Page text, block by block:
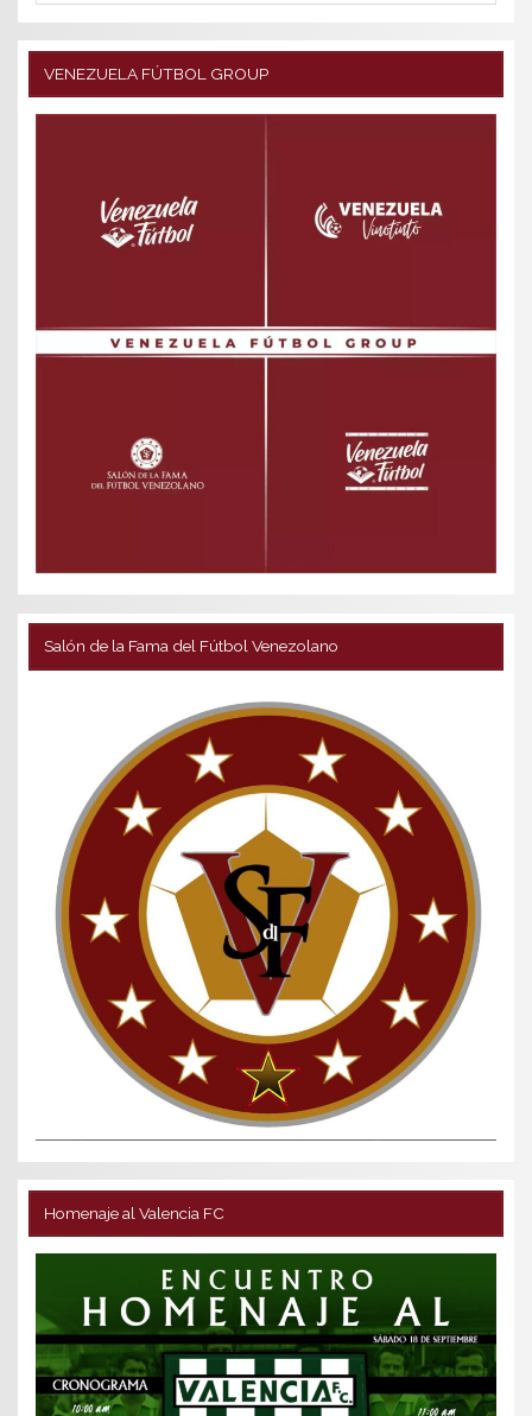
VENEZUELA FÚTBOL GROUP
Salón de la Fama del Fútbol Venezolano
Homenaje al Valencia FC